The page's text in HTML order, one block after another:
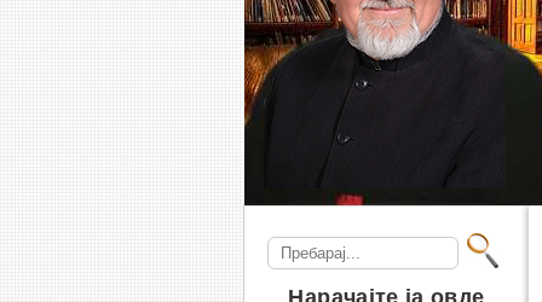
Search
for:
Нарачајте ја овде